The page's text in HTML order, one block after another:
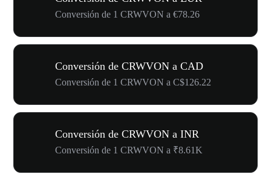
Conversión de 1 CRWVON a €78.26
Conversión de CRWVON a CAD
Conversión de 1 CRWVON a C$126.22
Conversión de CRWVON a INR
Conversión de 1 CRWVON a ₹8.61K